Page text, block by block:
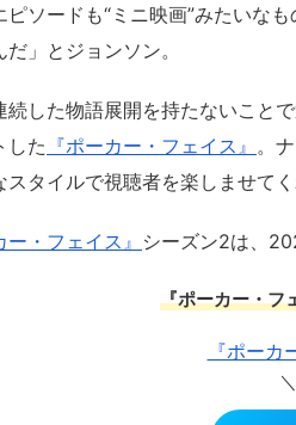
ピソードも“ミニ映画”みたいな
だ」とジョンソン。
続した物語展開を持たないこと
した 『ポーカー・フェイス』 。
スタイルで視聴者を楽しませてく
ー・フェイス』 シーズン2は、
『ポーカー・フ
『ポー